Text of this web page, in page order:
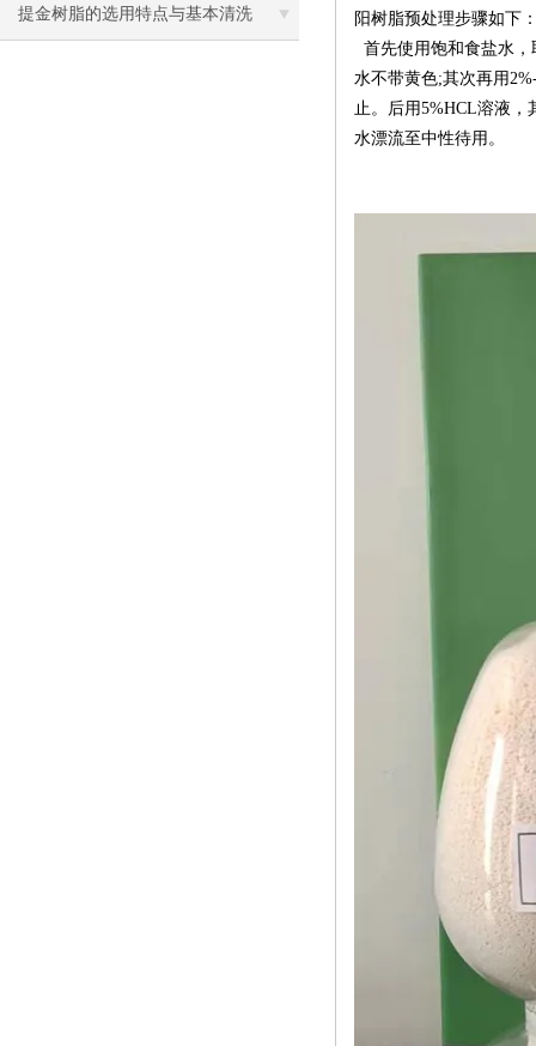
提金树脂的选用特点与基本清洗
阳树脂预处理步骤如下
首先使用饱和食盐水
水不带黄色;其次再用
止。后用5%HCL溶液，
水漂流至中性待用。